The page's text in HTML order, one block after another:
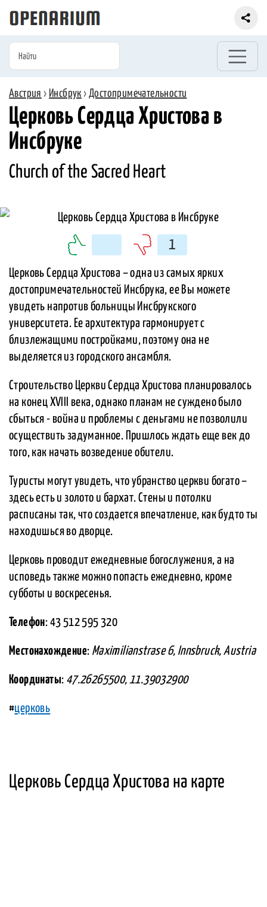
Австрия › Инсбрук ›Достопримечательности
Церковь Сердца Христова в
Инсбруке
Church of the Sacred Heart
1
Церковь Сердца Христова – одна из самых ярких
достопримечательностей Инсбрука, ее Вы можете
увидеть напротив больницы Инсбрукского
университета. Ее архитектура гармонирует с
близлежащими постройками, поэтому она не
выделяется из городского ансамбля.
Строительство Церкви Сердца Христова планировалось
на конец XVIII века, однако планам не суждено было
сбыться - война и проблемы с деньгами не позволили
осуществить задуманное. Пришлось ждать еще век до
того, как начать возведение обители.
Туристы могут увидеть, что убранство церкви богато –
здесь есть и золото и бархат. Стены и потолки
расписаны так, что создается впечатление, как будто ты
находишься во дворце.
Церковь проводит ежедневные богослужения, а на
исповедь также можно попасть ежедневно, кроме
субботы и воскресенья.
Телефон: 43 512 595 320
Местонахождение: Maximilianstrase 6, Innsbruck, Austria
Координаты: 47.26265500, 11.39032900
#церковь
Церковь Сердца Христова на карте